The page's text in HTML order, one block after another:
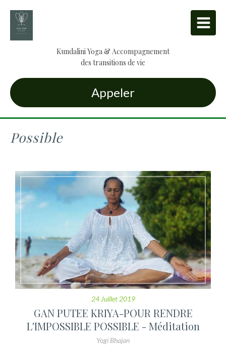
Kundalini Yoga & Accompagnement
des transitions de vie
Appeler
Possible
24 Juillet 2019
GAN PUTEE KRIYA-POUR RENDRE
L'IMPOSSIBLE POSSIBLE - Méditation
Yogi Bhajan